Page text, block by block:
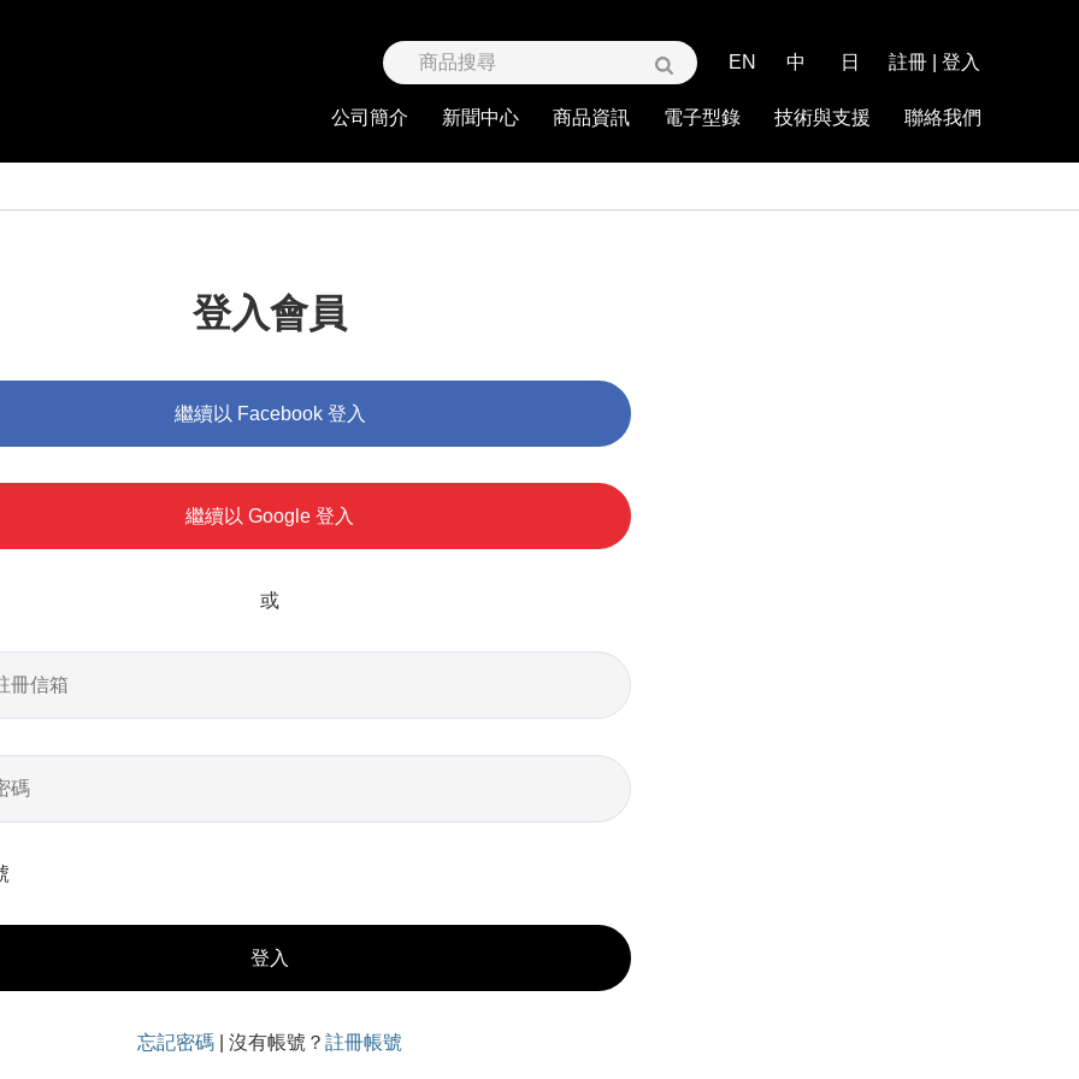
EN 中 日 註冊 登入
公司簡介 新聞中心 商品資訊 電子型錄 技術與支援 聯絡我們
登入會員
繼續以 Facebook 登入
繼續以 Google 登入
或
登入
忘記密碼 | 沒有帳號？ 註冊帳號